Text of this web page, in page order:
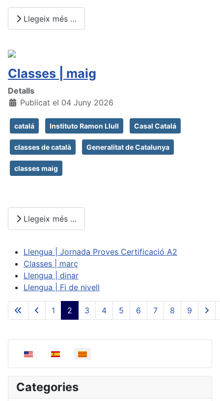
Llegeix més …
Classes | maig
Detalls
Publicat el 04 Juny 2026
catalá Instituto Ramon Llull Casal Catalá
classes de català Generalitat de Catalunya
classes maig
Llegeix més …
Llengua | Jornada Proves Certificació A2
Classes | març
Llengua | dinar
Llengua | Fi de nivell
Pàgina 2 de 9
1 2 3 4 5 6 7 8 9
Seleccioni el seu idioma
Categories